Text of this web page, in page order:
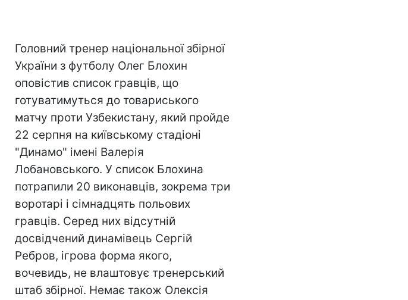
Головний тренер національної збірної
України з футболу Олег Блохин
оповістив список гравців, що
готуватимуться до товариського
матчу проти Узбекистану, який пройде
22 серпня на київському стадіоні
"Динамо" імені Валерія
Лобановського. У список Блохина
потрапили 20 виконавців, зокрема три
воротарі і сімнадцять польових
гравців. Серед них відсутній
досвідчений динамівець Сергій
Ребров, ігрова форма якого,
вочевидь, не влаштовує тренерський
штаб збірної. Немає також Олексія